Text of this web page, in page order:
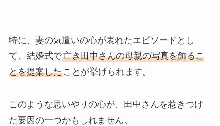
特に、妻の気遣いの心が表れたエピソードとし
て、結婚式で亡き田中さんの母親の写真を飾るこ
とを提案したことが挙げられます。
このような思いやりの心が、田中さんを惹きつけ
た要因の一つかもしれません。